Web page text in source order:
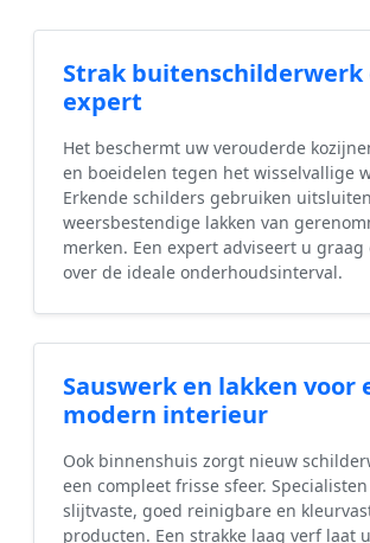
Strak buitenschilderwerk
expert
Het beschermt uw verouderde
en boeidelen tegen het wisselvallige
Erkende schilders gebruiken
weersbestendige lakken van
merken. Een expert adviseert u
over de ideale onderhoudsinterval.
Sauswerk en lakken voor
modern interieur
Ook binnenshuis zorgt nieuw
een compleet frisse sfeer.
slijtvaste, goed reinigbare en
producten. Een strakke laag verf laat